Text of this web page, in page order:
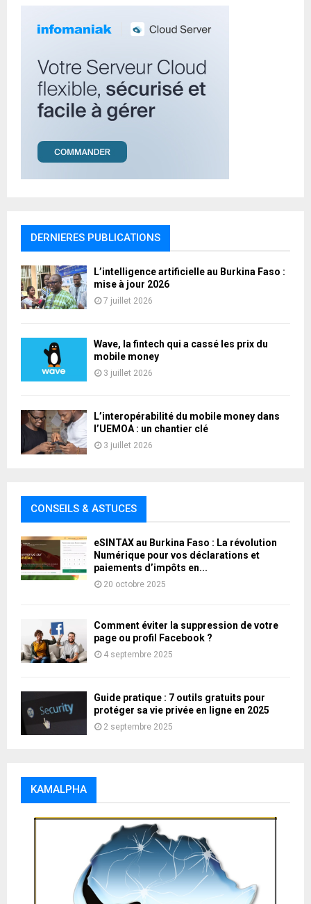
DERNIERES PUBLICATIONS
L’intelligence artificielle au Burkina Faso :
mise à jour 2026
7 juillet 2026
Wave, la fintech qui a cassé les prix du
mobile money
3 juillet 2026
L’interopérabilité du mobile money dans
l’UEMOA : un chantier clé
3 juillet 2026
CONSEILS & ASTUCES
eSINTAX au Burkina Faso : La révolution
Numérique pour vos déclarations et
paiements d’impôts en...
20 octobre 2025
Comment éviter la suppression de votre
page ou profil Facebook ?
4 septembre 2025
Guide pratique : 7 outils gratuits pour
protéger sa vie privée en ligne en 2025
2 septembre 2025
KAMALPHA